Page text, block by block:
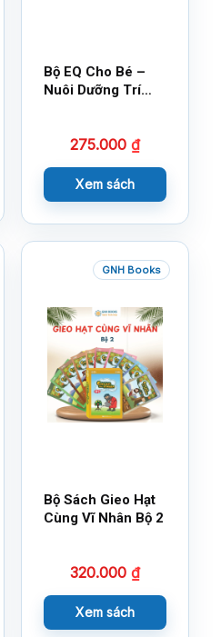
Bộ EQ Cho Bé –
Nuôi Dưỡng Trí
275.000 ₫
Xem sách
GNH Books
Bộ Sách Gieo Hạt
Cùng Vĩ Nhân Bộ 2
320.000 ₫
Xem sách